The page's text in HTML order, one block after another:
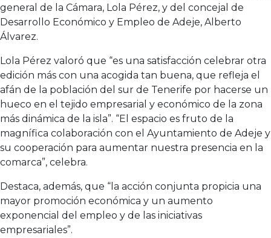
general de la Cámara, Lola Pérez, y del concejal de
Desarrollo Económico y Empleo de Adeje, Alberto
Álvarez.
Lola Pérez valoró que “es una satisfacción celebrar otra
edición más con una acogida tan buena, que refleja el
afán de la población del sur de Tenerife por hacerse un
hueco en el tejido empresarial y económico de la zona
más dinámica de la isla”. “El espacio es fruto de la
magnífica colaboración con el Ayuntamiento de Adeje y
su cooperación para aumentar nuestra presencia en la
comarca”, celebra.
Destaca, además, que “la acción conjunta propicia una
mayor promoción económica y un aumento
exponencial del empleo y de las iniciativas
empresariales”.